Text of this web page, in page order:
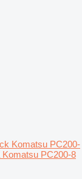
Komatsu PC200-
PC200-8